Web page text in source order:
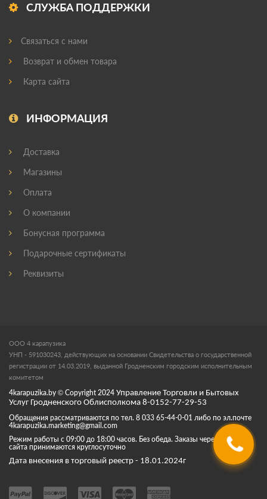
СЛУЖБА ПОДДЕРЖКИ
Связаться с нами
Возврат и обмен товара
Карта сайта
ИНФОРМАЦИЯ
Доставка
Магазины
Оплата
О компании
Бонусная программа
Подарочные сертификаты
Реквизиты
ООО 4 карапузика
УНП - 591030243, действующих на основании Свидетельства о государственной
регистрации от 14.03.2019, выданной Гродненским городским исполнительным
комитетом
4karapuzika.by © Copyright 2024 Управление Торговли и Бытовых
Услуг Гродненского Облисполкома 8-0152-77-29-53
Обращения рассматриваются по тел. 8 033 65-44-0-01 либо по эл.почте
4karapuzika.marketing@gmail.com
Режим работы с 09:00 до 18:00 часов. Без обеда. Заказы через корзину
сайта принимаются круглосуточно
Дата внесения в торговый реестр - 18.01.2024г